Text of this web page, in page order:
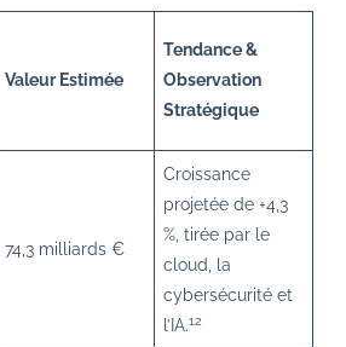
Valeur Estimée
Tendance &
Observation
Stratégique
74,3 milliards €
Croissance
projetée de +4,3
%, tirée par le
cloud, la
cybersécurité et
l’IA.12